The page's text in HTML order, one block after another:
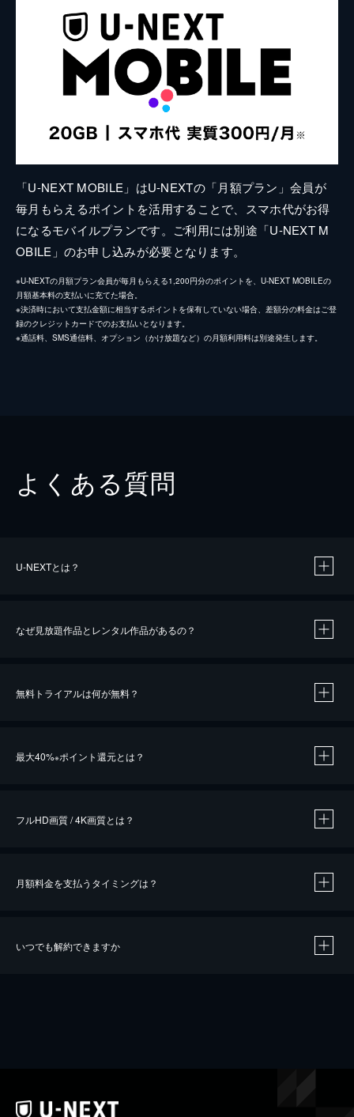
「U-NEXT MOBILE」はU-NEXTの「月額プラン」会員が
毎月もらえるポイントを活用することで、スマホ代がお得
になるモバイルプランです。ご利用には別途「U-NEXT M
OBILE」のお申し込みが必要となります。
※U-NEXTの月額プラン会員が毎月もらえる1,200円分のポイントを、U-NEXT MOBILEの
月額基本料の支払いに充てた場合。
※決済時において支払金額に相当するポイントを保有していない場合、差額分の料金はご登
録のクレジットカードでのお支払いとなります。
※通話料、SMS通信料、オプション（かけ放題など）の月額利用料は別途発生します。
よくある質問
U-NEXTとは？
なぜ見放題作品とレンタル作品があるの？
無料トライアルは何が無料？
最大40%※ポイント還元とは？
※40％ポイント還元の対象は、クレジットカード決済による作品の購入 / レンタルです。
フルHD画質 / 4K画質とは？
月額料金を支払うタイミングは？
いつでも解約できますか